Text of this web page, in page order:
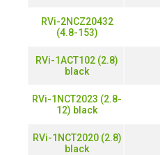
RVi-2NCZ20432
(4.8-153)
RVi-1ACT102 (2.8)
black
RVi-1NCT2023 (2.8-
12) black
RVi-1NCT2020 (2.8)
black